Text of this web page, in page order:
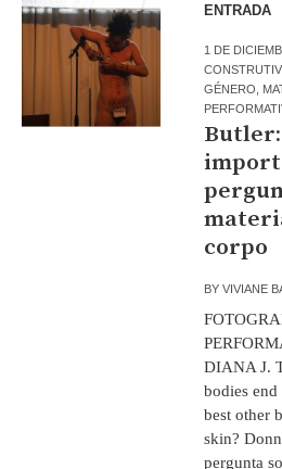
ENTRADA
1 DE
GÉNERO
Butler:
corpo
BYVIVIANE
DIANA J.
bodies
best other
skin?
pergunta